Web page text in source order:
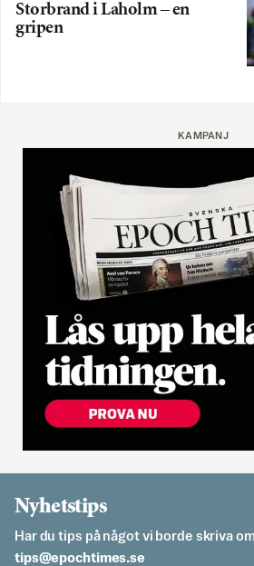
Storbrand i Laholm – en
gripen
KAMPANJ
Nyhetstips
Har du tips på något vi borde skriva
es.semithcope@spit